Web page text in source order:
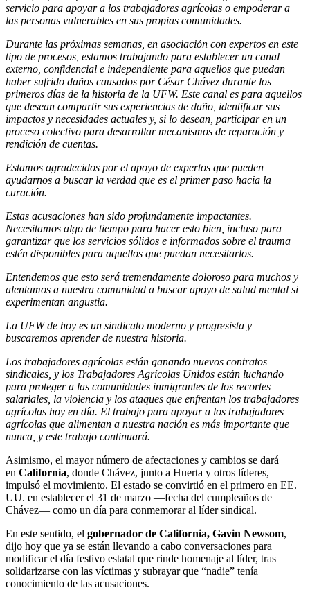
servicio para apoyar a los trabajadores agrícolas o empoderar a
las personas vulnerables en sus propias comunidades.
Durante las próximas semanas, en asociación con expertos en este
tipo de procesos, estamos trabajando para establecer un canal
externo, confidencial e independiente para aquellos que puedan
haber sufrido daños causados por César Chávez durante los
primeros días de la historia de la UFW. Este canal es para aquellos
que desean compartir sus experiencias de daño, identificar sus
impactos y necesidades actuales y, si lo desean, participar en un
proceso colectivo para desarrollar mecanismos de reparación y
rendición de cuentas.
Estamos agradecidos por el apoyo de expertos que pueden
ayudarnos a buscar la verdad que es el primer paso hacia la
curación.
Estas acusaciones han sido profundamente impactantes.
Necesitamos algo de tiempo para hacer esto bien, incluso para
garantizar que los servicios sólidos e informados sobre el trauma
estén disponibles para aquellos que puedan necesitarlos.
Entendemos que esto será tremendamente doloroso para muchos y
alentamos a nuestra comunidad a buscar apoyo de salud mental si
experimentan angustia.
La UFW de hoy es un sindicato moderno y progresista y
buscaremos aprender de nuestra historia.
Los trabajadores agrícolas están ganando nuevos contratos
sindicales, y los Trabajadores Agrícolas Unidos están luchando
para proteger a las comunidades inmigrantes de los recortes
salariales, la violencia y los ataques que enfrentan los trabajadores
agrícolas hoy en día. El trabajo para apoyar a los trabajadores
agrícolas que alimentan a nuestra nación es más importante que
nunca, y este trabajo continuará.
Asimismo, el mayor número de afectaciones y cambios se dará
en California, donde Chávez, junto a Huerta y otros líderes,
impulsó el movimiento. El estado se convirtió en el primero en EE.
UU. en establecer el 31 de marzo —fecha del cumpleaños de
Chávez— como un día para conmemorar al líder sindical.
En este sentido, el gobernador de California, Gavin Newsom,
dijo hoy que ya se están llevando a cabo conversaciones para
modificar el día festivo estatal que rinde homenaje al líder, tras
solidarizarse con las víctimas y subrayar que “nadie” tenía
conocimiento de las acusaciones.